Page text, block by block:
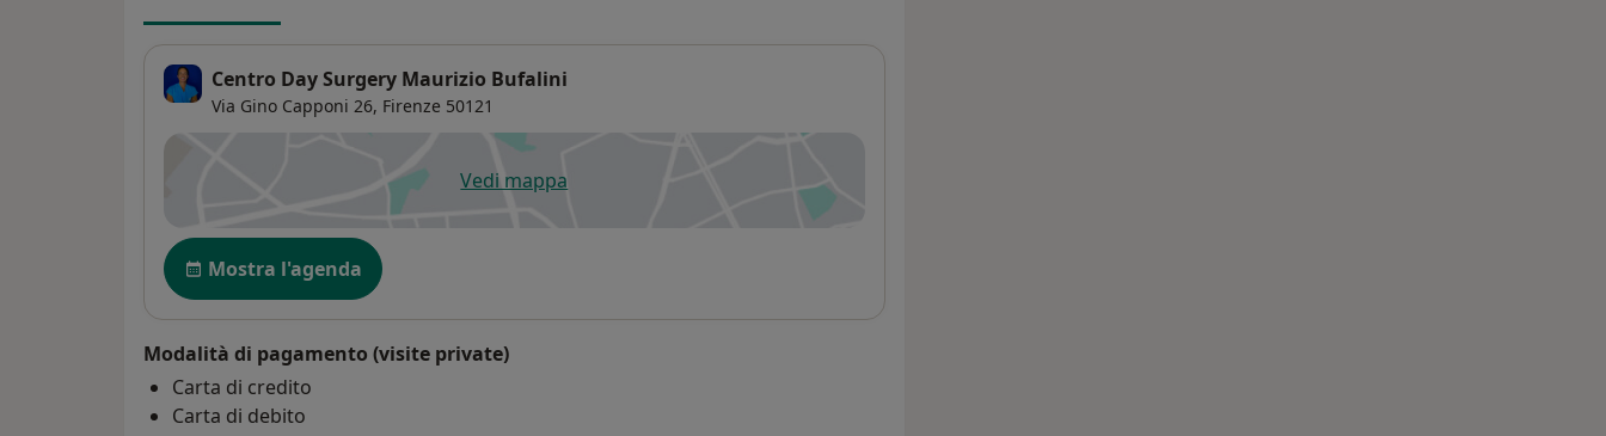
Centro Day Surgery Maurizio Bufalini
Via Gino Capponi 26, Firenze 50121
Vedi mappasi apre in una nuova scheda
Disponibilità
Mostra l'agenda
Modalità di pagamento (visite private)
Carta di credito
Carta di debito